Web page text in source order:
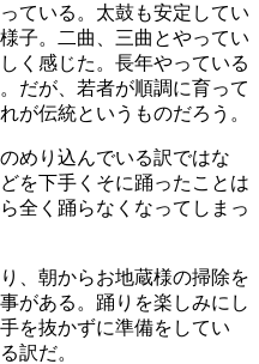
ている。太鼓も安定してい
子。二曲、三曲とやってい
く感じた。長年やっている
だが、若者が順調に育って
が伝統というものだろう。
めり込んでいる訳ではな
を下手くそに踊ったことは
全く踊らなくなってしまっ
、朝からお地蔵様の掃除を
がある。踊りを楽しみにし
を抜かずに準備をしてい
訳だ。